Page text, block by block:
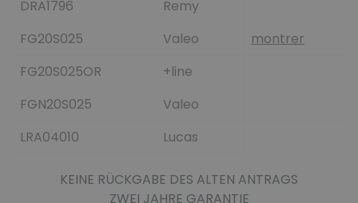
DRA1796
Remy
FG20S025
Valeo
montrer
FG20S025OR
+line
FGN20S025
Valeo
LRA04010
Lucas
KEINE RÜCKGABE DES ALTEN ANTRAGS
ZWEI JAHRE GARANTIE